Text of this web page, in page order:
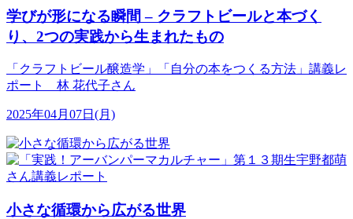
学びが形になる瞬間 – クラフトビールと本づく
り、2つの実践から生まれたもの
「クラフトビール醸造学」「自分の本をつくる方法」講義レ
ポート 林 花代子さん
2025年04月07日(月)
小さな循環から広がる世界